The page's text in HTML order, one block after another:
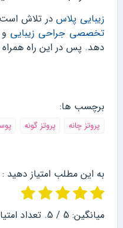
زیبایی پلاسدر تلاش است
تخصصی جراحی زیبایی
دهد. پس در این راه همراه
برچسب ها:
پروتز چانه پروتز گونه
به این مطلب امتیاز دهید :
میانگین: 5 / 5. تعداد امتیاز دهندگان: